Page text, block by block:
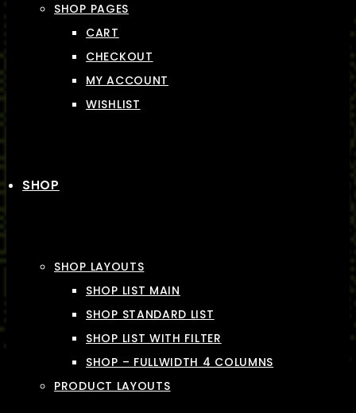
SHOP PAGES
CART
CHECKOUT
MY ACCOUNT
WISHLIST
SHOP
SHOP LAYOUTS
SHOP LIST MAIN
SHOP STANDARD LIST
SHOP LIST WITH FILTER
SHOP – FULLWIDTH 4 COLUMNS
PRODUCT LAYOUTS